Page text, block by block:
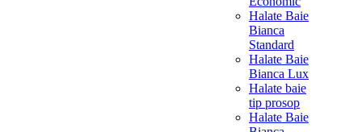
Halate Baie
Bianca
Standard
Halate Baie
Bianca Lux
Halate baie
tip prosop
Halate Baie